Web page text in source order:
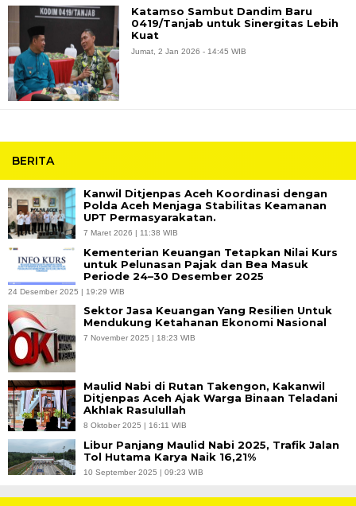
BERITA
Kanwil Ditjenpas Aceh Koordinasi dengan
Polda Aceh Menjaga Stabilitas Keamanan
UPT Permasyarakatan.
7 Maret 2026 | 11:38 WIB
Kementerian Keuangan Tetapkan Nilai Kurs
untuk Pelunasan Pajak dan Bea Masuk
Periode 24–30 Desember 2025
24 Desember 2025 | 19:29 WIB
Sektor Jasa Keuangan Yang Resilien Untuk
Mendukung Ketahanan Ekonomi Nasional
7 November 2025 | 18:23 WIB
Maulid Nabi di Rutan Takengon, Kakanwil
Ditjenpas Aceh Ajak Warga Binaan Teladani
Akhlak Rasulullah
8 Oktober 2025 | 16:11 WIB
Libur Panjang Maulid Nabi 2025, Trafik Jalan
Tol Hutama Karya Naik 16,21%
10 September 2025 | 09:23 WIB
Katamso Sambut Dandim Baru
0419/Tanjab untuk Sinergitas Lebih
Kuat
Jumat, 2 Jan 2026 - 14:45 WIB